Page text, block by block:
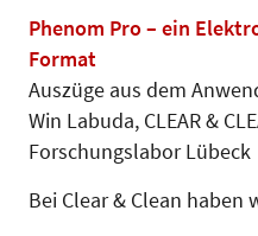
Phenom Pro – ein
Format
Auszüge aus dem
Win Labuda, CLEAR &
Forschungslabor Lübeck
Bei Clear & Clean